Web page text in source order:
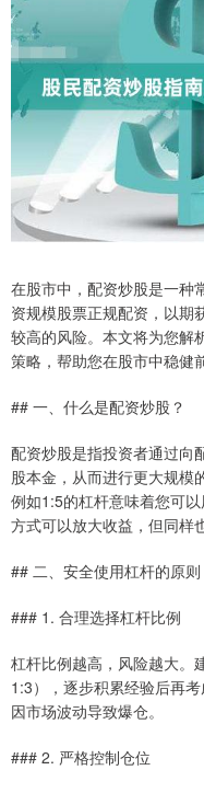
在股市中，配资炒股是一种
资规模股票正规配资，以期
较高的风险。本文将为您解
策略，帮助您在股市中稳健
## 一、什么是配资炒股？
配资炒股是指投资者通过向
股本金，从而进行更大规模
例如1:5的杠杆意味着您可
方式可以放大收益，但同样
## 二、安全使用杠杆的原则
### 1. 合理选择杠杆比例
杠杆比例越高，风险越大。
1:3），逐步积累经验后再
因市场波动导致爆仓。
### 2. 严格控制仓位